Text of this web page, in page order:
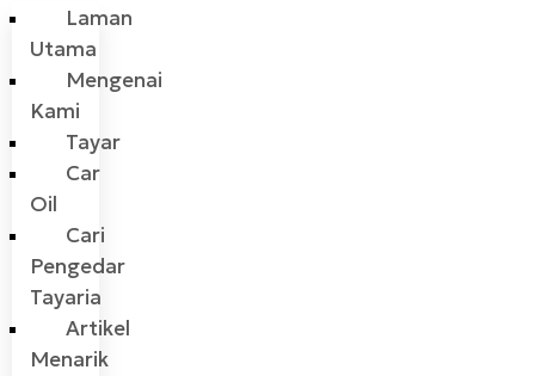
Laman
Utama
Mengenai
Kami
Tayar
Car
Oil
Cari
Pengedar
Tayaria
Artikel
Menarik